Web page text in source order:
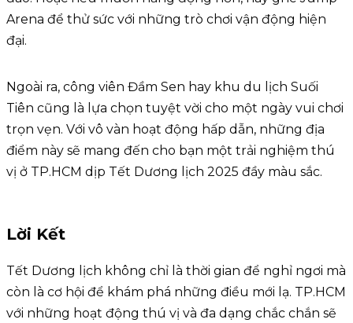
Arena để thử sức với những trò chơi vận động hiện
đại.
Ngoài ra, công viên Đầm Sen hay khu du lịch Suối
Tiên cũng là lựa chọn tuyệt vời cho một ngày vui chơi
trọn vẹn. Với vô vàn hoạt động hấp dẫn, những địa
điểm này sẽ mang đến cho bạn một trải nghiệm thú
vị ở TP.HCM dịp Tết Dương lịch 2025 đầy màu sắc.
Lời Kết
Tết Dương lịch không chỉ là thời gian để nghỉ ngơi mà
còn là cơ hội để khám phá những điều mới lạ. TP.HCM
với những hoạt động thú vị và đa dạng chắc chắn sẽ